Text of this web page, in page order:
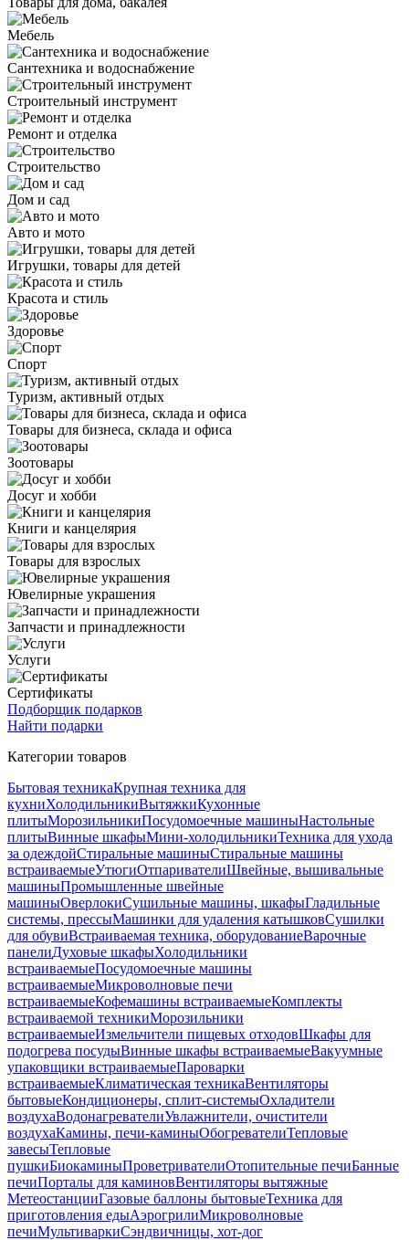
Мебель
Сантехника и водоснабжение
Строительный инструмент
Ремонт и отделка
Строительство
Дом и сад
Авто и мото
Игрушки, товары для детей
Красота и стиль
Здоровье
Спорт
Туризм, активный отдых
Товары для бизнеса, склада и офиса
Зоотовары
Досуг и хобби
Книги и канцелярия
Товары для взрослых
Ювелирные украшения
Запчасти и принадлежности
Услуги
Сертификаты
Подборщик подарков
Найти подарки
Категории товаров
Бытовая техникаКрупная техника для
кухниХолодильникиВытяжкиКухонные
плитыМорозильникиПосудомоечные машиныНастольные
плитыВинные шкафыМини-холодильникиТехника для ухода
за одеждойСтиральные машиныСтиральные машины
встраиваемыеУтюгиОтпаривателиШвейные, вышивальные
машиныПромышленные швейные
машиныОверлокиСушильные машины, шкафыГладильные
системы, прессыМашинки для удаления катышковСушилки
для обувиВстраиваемая техника, оборудованиеВарочные
панелиДуховые шкафыХолодильники
встраиваемыеПосудомоечные машины
встраиваемыеМикроволновые печи
встраиваемыеКофемашины встраиваемыеКомплекты
встраиваемой техникиМорозильники
встраиваемыеИзмельчители пищевых отходовШкафы для
подогрева посудыВинные шкафы встраиваемыеВакуумные
упаковщики встраиваемыеПароварки
встраиваемыеКлиматическая техникаВентиляторы
бытовыеКондиционеры, сплит-системыОхладители
воздухаВодонагревателиУвлажнители, очистители
воздухаКамины, печи-каминыОбогревателиТепловые
завесыТепловые
пушкиБиокаминыПроветривателиОтопительные печиБанные
печиПорталы для каминовВентиляторы вытяжные
МетеостанцииГазовые баллоны бытовыеТехника для
приготовления едыАэрогрилиМикроволновые
печиМультиваркиСэндвичницы, хот-дог